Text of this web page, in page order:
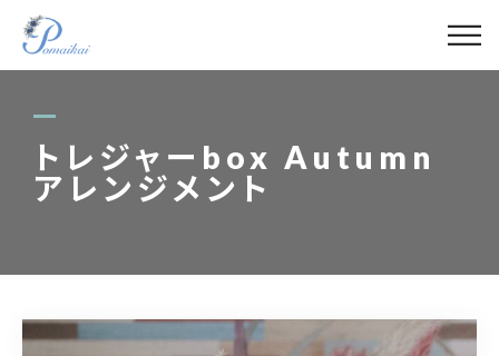
トレジャーbox Autumn
アレンジメント
ABOUT
GALLERY
BLOG